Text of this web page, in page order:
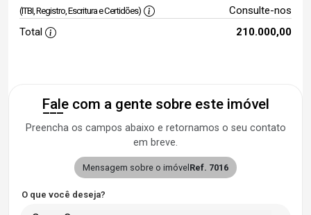
(ITBI, Registro, Escritura e Certidões)
Consulte-nos
Total
210.000,00
Fale com a gente sobre este imóvel
Preencha os campos abaixo e retornamos o seu contato
em breve.
Mensagem sobre o imóvelRef. 7016
O que você deseja?